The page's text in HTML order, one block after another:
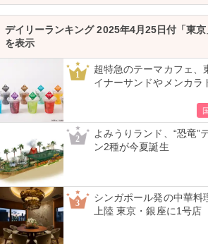
デイリーランキング 2025年4月25日付「東
を表示
1
超特急のテーマカフェ、
イナーサンドやメンカラ
2
よみうりランド、“恐竜”
ン2種が今夏誕生
3
シンガポール発の中華料
上陸 東京・銀座に1号店